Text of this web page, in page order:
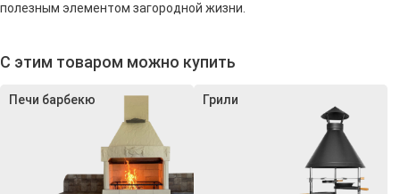
полезным элементом загородной жизни.
С этим товаром можно купить
Печи барбекю Грили